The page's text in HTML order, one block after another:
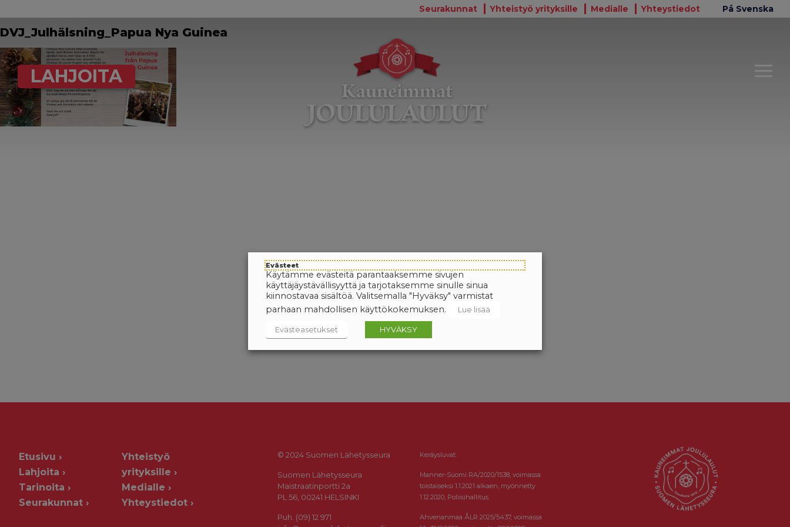
Seurakunnat Yhteistyö yrityksille Medialle Yhteystiedot På Svenska
LAHJOITA
DVJ_Julhälsning_Papua Nya Guinea
Etusivu
Lahjoita
Tarinoita
Seurakunnat
Yhteistyö
yrityksille
Medialle
Yhteystiedot
© 2024 Suomen Lähetysseura
Suomen Lähetysseura
Maistraatinportti 2a
PL 56, 00241 HELSINKI
Puh. (09) 12 971
Keräysluvat:
Manner-Suomi RA/2020/1538, voimassa
toistaiseksi 1.1.2021 alkaen, myönnetty
1.12.2020, Poliisihallitus.
Ahvenanmaa ÅLR 2025/5437, voimassa
Evästeet
Käytämme evästeitä parantaaksemme sivujen
käyttäjäystävällisyyttä ja tarjotaksemme sinulle sinua
kiinnostavaa sisältöä. Valitsemalla "Hyväksy" varmistat
parhaan mahdollisen käyttökokemuksen.
Lue lisää
Evästeasetukset HYVÄKSY